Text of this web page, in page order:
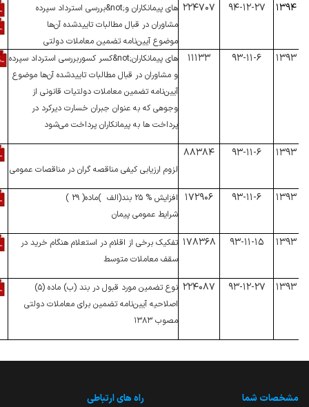
۱۳۹۴ ۹۴-۱۲-۲۷ ۲۲۴۷۰۷
بررسی استرداد سپرده&not;های پیمانکاران و
مشاوران در قبال مطالبات تاییدشده آن‌ها
موضوع آیین‌نامه تضمین معاملات دولتی
۱۳۹۳ ۹۳-۱۱-۶ ۱۱۱۳۳
کسر کسوربررسی استرداد سپرده&not;های پیمانکاران
و مشاوران در قبال مطالبات تاییدشده آن‌ها موضوع
آیین‌نامه تضمین معاملات دولتیات قانونی از
وجوهی که به عنوان جبران خسارت دیرکرد در
پرداخت ها به پیمانکاران پرداخت می‌شود
۱۳۹۳ ۹۳-۱۱-۶ ۸۸۳۸۴
لزوم ارزیابی کیفی مناقصه گران در مناقصات عمومی
۱۳۹۳ ۹۳-۱۱-۶ ۱۷۲۹۰۶ افزایش ۲۵ % بند(الف (ماده( ۲۹ )
شرایط عمومی پیمان
۱۳۹۳ ۹۳-۱۱-۱۵ ۱۷۸۳۶۸ تفکیک برخی از اقلام در استعلام هنگام خرید در
سقف معاملات متوسط
۱۳۹۳ ۹۳-۱۲-۲۷ ۲۲۴۰۸۷
نوع تضمین مورد قبول در بند (ب) ماده (۵)
اصلاحیه آیین‌نامه تضمین برای معاملات دولتی
مصوب ۱۳۸۳
مشخصات شما راه های ارتباطی